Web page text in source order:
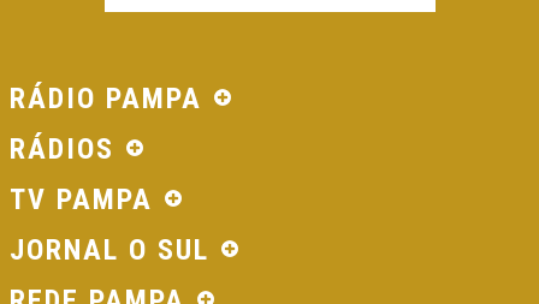
RÁDIO PAMPA
RÁDIOS
TV PAMPA
JORNAL O SUL